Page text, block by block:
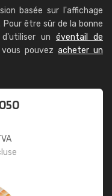
basée sur l'affichage
être sûr de la bonne
d'utiliser un éventail de
pouvezacheter un